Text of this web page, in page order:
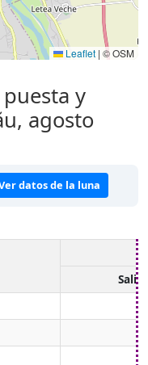
Leaflet | © OSM
y
agosto
datos de la luna